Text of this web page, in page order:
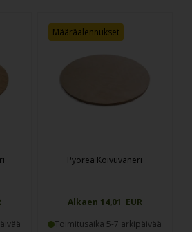
Määräalennukset
Pyöreä Koivuvaneri
Alkaen 14,01 EUR
Toimitusaika 5-7 arkipäivää